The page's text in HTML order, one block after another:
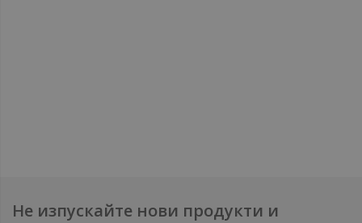
Не изпускайте нови продукти и